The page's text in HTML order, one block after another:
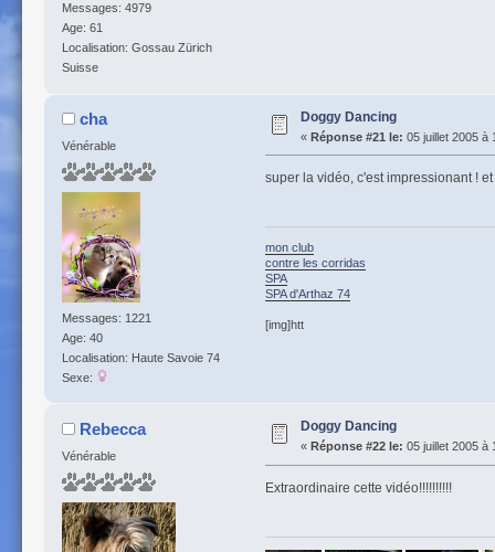
Messages: 4979
Age: 61
Localisation: Gossau Zürich
Suisse
cha
Vénérable
Messages: 1221
Age: 40
Localisation: Haute Savoie 74
Sexe:
Doggy Dancing
« Réponse #21 le: 05 juillet 2005 à
super la vidéo, c'est impressionant !
mon club
contre les corridas
SPA
SPA d'Arthaz 74
[img]htt
Rebecca
Vénérable
Doggy Dancing
« Réponse #22 le: 05 juillet 2005 à
Extraordinaire cette vidéo!!!!!!!!!!